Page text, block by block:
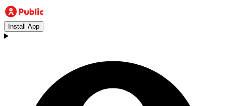
Install App